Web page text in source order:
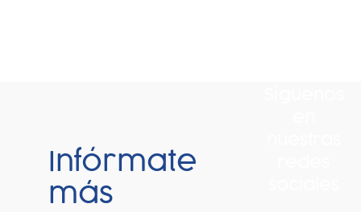
Infórmate
más